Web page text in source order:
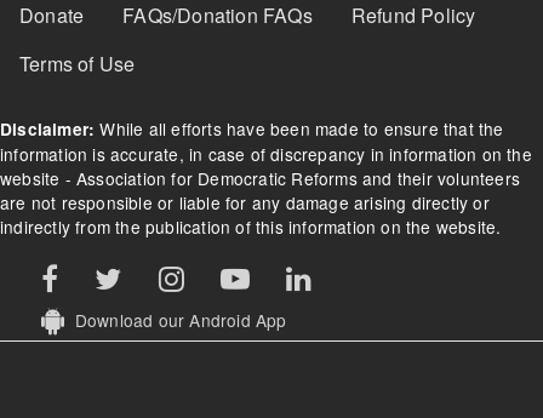
Donate
FAQs/Donation FAQs
Refund Policy
Terms of Use
Disclaimer: While all efforts have been made to ensure that the
information is accurate, in case of discrepancy in information on the
website - Association for Democratic Reforms and their volunteers
are not responsible or liable for any damage arising directly or
indirectly from the publication of this information on the website.
Download our Android App